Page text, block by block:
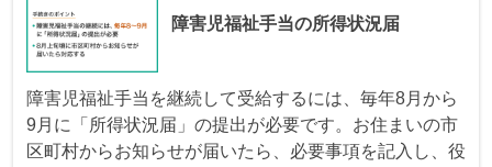
障害児福祉手当の所得状況届
障害児福祉手当を継続して受給するには、毎年8月から
9月に「所得状況届」の提出が必要です。お住まいの市
区町村からお知らせが届いたら、必要事項を記入し、役